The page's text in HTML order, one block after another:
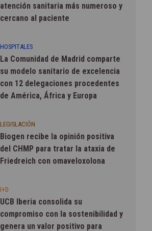
atención sanitaria más numeroso y
cercano al paciente
HOSPITALES
La Comunidad de Madrid comparte
su modelo sanitario de excelencia
con 12 delegaciones procedentes
de América, África y Europa
LEGISLACIÓN
Biogen recibe la opinión positiva
del CHMP para tratar la ataxia de
Friedreich con omaveloxolona
I+D
UCB Iberia consolida su
compromiso con la sostenibilidad y
genera un valor positivo para